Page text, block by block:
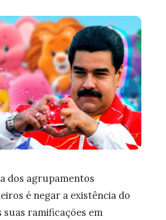
dos agrupamentos
é negar a existência do
suas ramificações em